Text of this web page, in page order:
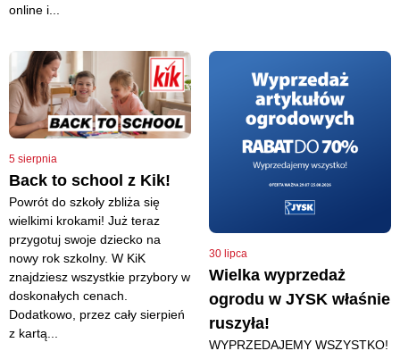
online i...
5 sierpnia
Back to school z Kik!
Powrót do szkoły zbliża się
wielkimi krokami! Już teraz
przygotuj swoje dziecko na
nowy rok szkolny. W KiK
znajdziesz wszystkie przybory w
doskonałych cenach.
Dodatkowo, przez cały sierpień
z kartą...
30 lipca
Wielka wyprzedaż
ogrodu w JYSK właśnie
ruszyła!
WYPRZEDAJEMY WSZYSTKO!